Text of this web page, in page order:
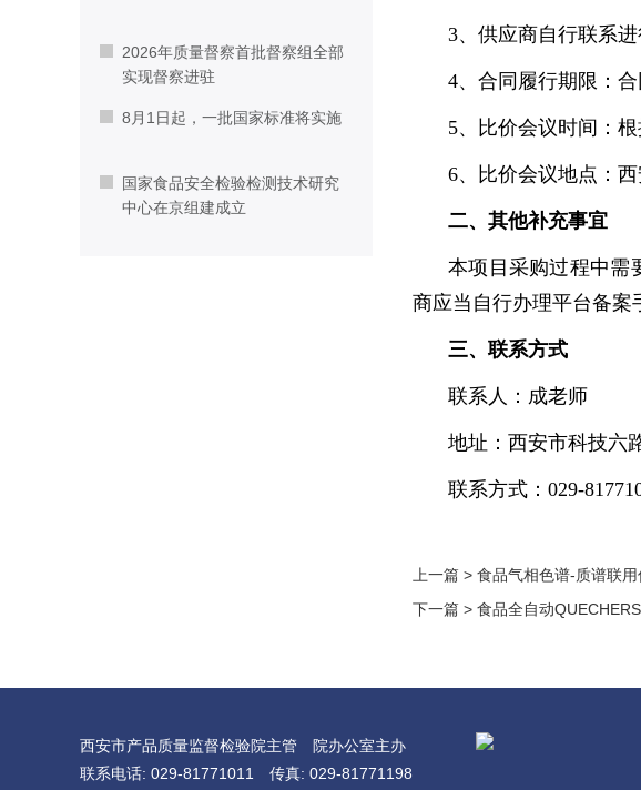
2026年质量督察首批督察组全部
实现督察进驻
8月1日起，一批国家标准将实施
国家食品安全检验检测技术研究
中心在京组建成立
3、供应商自行联系进
4、合同履行期限：合
5、比价会议时间：
6、比价会议地点：
二、其他补充事宜
本项目采购过程中需
商应当自行办理平台备案
三、联系方式
联系人：成老师
地址：西安市科技六
联系方式：029-
上一篇 > 食品气相色谱-质谱联
下一篇 > 食品全自动
西安市产品质量监督检验院主管
院办公室主办
联系电话: 029-81771011
传真: 029-81771198